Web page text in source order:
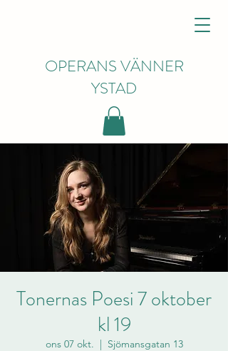
OPERANS VÄNNER
YSTAD
Tonernas Poesi 7 oktober
kl 19
ons 07 okt.
  |
Sjömansgatan 13